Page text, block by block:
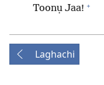
Toonụ Jaa! +
Laghachi